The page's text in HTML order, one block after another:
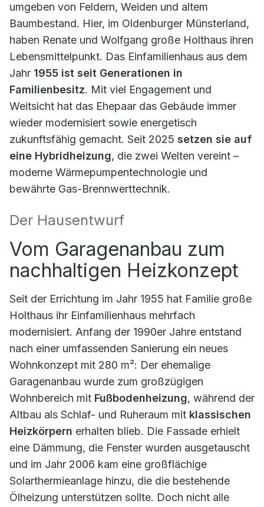
umgeben von Feldern, Weiden und altem
Baumbestand. Hier, im Oldenburger Münsterland,
haben Renate und Wolfgang große Holthaus ihren
Lebensmittelpunkt. Das Einfamilienhaus aus dem
Jahr 1955 ist seit Generationen in
Familienbesitz. Mit viel Engagement und
Weitsicht hat das Ehepaar das Gebäude immer
wieder modernisiert sowie energetisch
zukunftsfähig gemacht. Seit 2025 setzen sie auf
eine Hybridheizung, die zwei Welten vereint –
moderne Wärmepumpentechnologie und
bewährte Gas-Brennwerttechnik.
Der Hausentwurf
Vom Garagenanbau zum
nachhaltigen Heizkonzept
Seit der Errichtung im Jahr 1955 hat Familie große
Holthaus ihr Einfamilienhaus mehrfach
modernisiert. Anfang der 1990er Jahre entstand
nach einer umfassenden Sanierung ein neues
Wohnkonzept mit 280 m²: Der ehemalige
Garagenanbau wurde zum großzügigen
Wohnbereich mit Fußbodenheizung, während der
Altbau als Schlaf- und Ruheraum mit klassischen
Heizkörpern erhalten blieb. Die Fassade erhielt
eine Dämmung, die Fenster wurden ausgetauscht
und im Jahr 2006 kam eine großflächige
Solarthermieanlage hinzu, die die bestehende
Ölheizung unterstützen sollte. Doch nicht alle